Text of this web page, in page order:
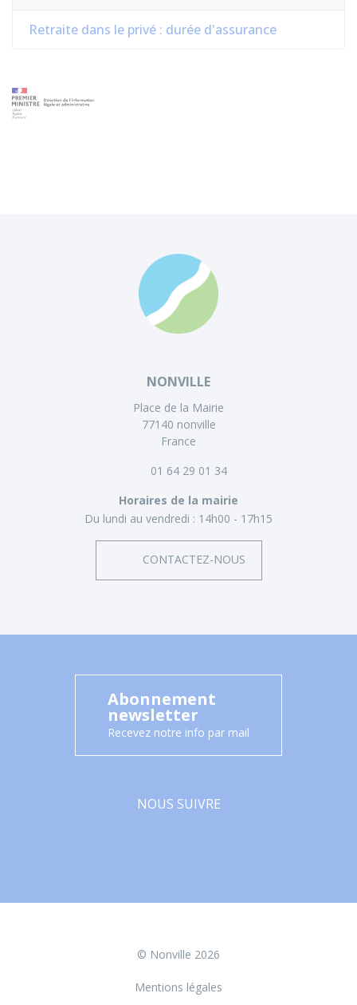
Retraite dans le privé : durée d'assurance
NONVILLE
Place de la Mairie
77140 nonville
France
01 64 29 01 34
Horaires de la mairie
Du lundi au vendredi : 14h00 - 17h15
CONTACTEZ-NOUS
Abonnement
newsletter
Recevez notre info par mail
NOUS SUIVRE
© Nonville 2026
Mentions légales